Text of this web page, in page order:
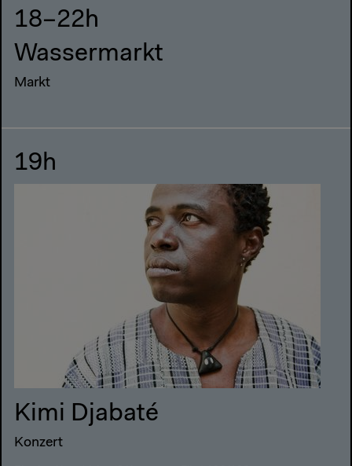
18–22h
Wassermarkt
Markt
19h
Kimi Djabaté
Konzert